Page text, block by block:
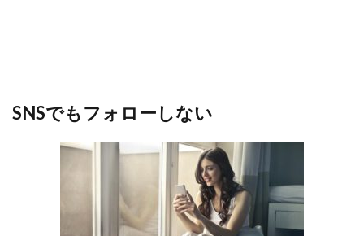
SNSでもフォローしない